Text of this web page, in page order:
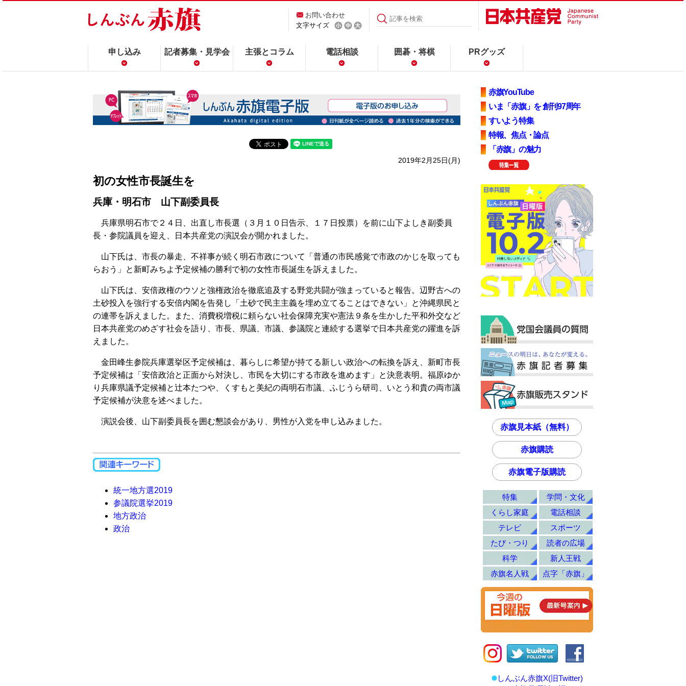
お問い合わせ
文字サイズ
申し込み 記者募集・見学会 主張とコラム 電話相談 囲碁・将棋 PRグッズ
2019年2月25日(月)
初の女性市長誕生を
兵庫・明石市 山下副委員長
兵庫県明石市で２４日、出直し市長選（３月１０日告示、１７日投票）を前に山下よしき副委員
長・参院議員を迎え、日本共産党の演説会が開かれました。
山下氏は、市長の暴走、不祥事が続く明石市政について「普通の市民感覚で市政のかじを取っても
らおう」と新町みちよ予定候補の勝利で初の女性市長誕生を訴えました。
山下氏は、安倍政権のウソと強権政治を徹底追及する野党共闘が強まっていると報告。辺野古への
土砂投入を強行する安倍内閣を告発し「土砂で民主主義を埋め立てることはできない」と沖縄県民と
の連帯を訴えました。また、消費税増税に頼らない社会保障充実や憲法９条を生かした平和外交など
日本共産党のめざす社会を語り、市長、県議、市議、参議院と連続する選挙で日本共産党の躍進を訴
えました。
金田峰生参院兵庫選挙区予定候補は、暮らしに希望が持てる新しい政治への転換を訴え、新町市長
予定候補は「安倍政治と正面から対決し、市民を大切にする市政を進めます」と決意表明。福原ゆか
り兵庫県議予定候補と辻本たつや、くすもと美紀の両明石市議、ふじうら研司、いとう和貴の両市議
予定候補が決意を述べました。
演説会後、山下副委員長を囲む懇談会があり、男性が入党を申し込みました。
統一地方選2019
参議院選挙2019
地方政治
政治
赤旗YouTube
いま「赤旗」を 創刊97周年
すいよう特集
特報、焦点・論点
「赤旗」の魅力
赤旗見本紙（無料）
赤旗購読
赤旗電子版購読
特集
学問・文化
くらし家庭
電話相談
テレビ
スポーツ
たび・つり
読者の広場
科学
新人王戦
赤旗名人戦
点字「赤旗」
しんぶん赤旗X(旧Twitter)